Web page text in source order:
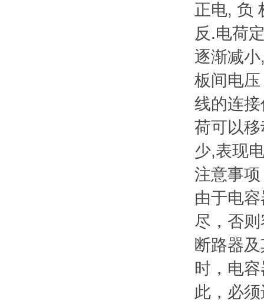
正电, 负
反.电荷
逐渐减
板间电
线的连
荷可以
少,表现
注意事项
由于电
尽，否
断路器
时，电
此，必